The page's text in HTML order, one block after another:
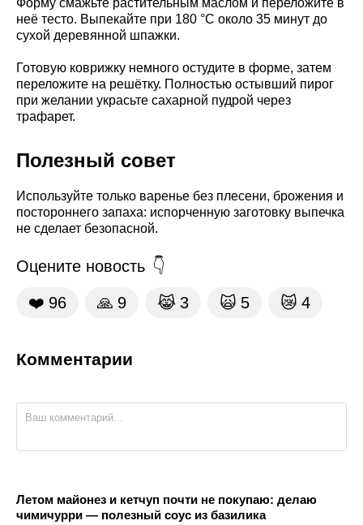
неё тесто. Выпекайте при 180 °C около 35 минут до
сухой деревянной шпажки.
Готовую коврижку немного остудите в форме, затем
переложите на решётку. Полностью остывший пирог
при желании украсьте сахарной пудрой через
трафарет.
Полезный совет
Используйте только варенье без плесени, брожения и
постороннего запаха: испорченную заготовку выпечка
не сделает безопасной.
Оцените новость
❤️ 96 🙏 9 😹 3 🙀 5 😿 4
Комментарии
Летом майонез и кетчуп почти не покупаю: делаю
чимичурри — полезный соус из базилика